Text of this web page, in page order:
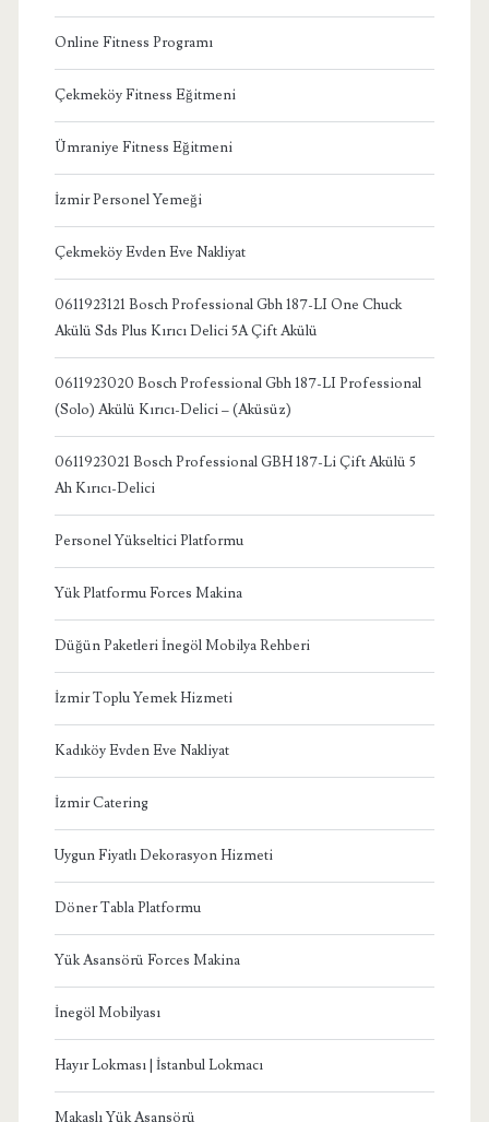
Online Fitness Programı
Çekmeköy Fitness Eğitmeni
Ümraniye Fitness Eğitmeni
İzmir Personel Yemeği
Çekmeköy Evden Eve Nakliyat
0611923121 Bosch Professional Gbh 187-LI One Chuck
Akülü Sds Plus Kırıcı Delici 5A Çift Akülü
0611923020 Bosch Professional Gbh 187-LI Professional
(Solo) Akülü Kırıcı-Delici – (Aküsüz)
0611923021 Bosch Professional GBH 187-Li Çift Akülü 5
Ah Kırıcı-Delici
Personel Yükseltici Platformu
Yük Platformu Forces Makina
Düğün Paketleri İnegöl Mobilya Rehberi
İzmir Toplu Yemek Hizmeti
Kadıköy Evden Eve Nakliyat
İzmir Catering
Uygun Fiyatlı Dekorasyon Hizmeti
Döner Tabla Platformu
Yük Asansörü Forces Makina
İnegöl Mobilyası
Hayır Lokması | İstanbul Lokmacı
Makaslı Yük Asansörü